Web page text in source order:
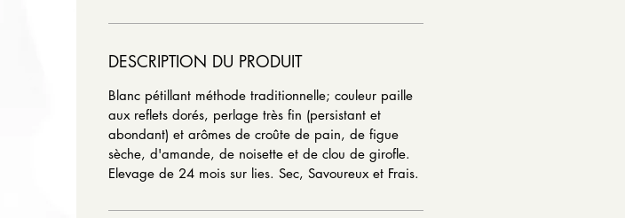
DESCRIPTION DU PRODUIT
Blanc pétillant méthode traditionnelle; couleur paille
aux reflets dorés, perlage très fin (persistant et
abondant) et arômes de croûte de pain, de figue
sèche, d'amande, de noisette et de clou de girofle.
Elevage de 24 mois sur lies. Sec, Savoureux et Frais.